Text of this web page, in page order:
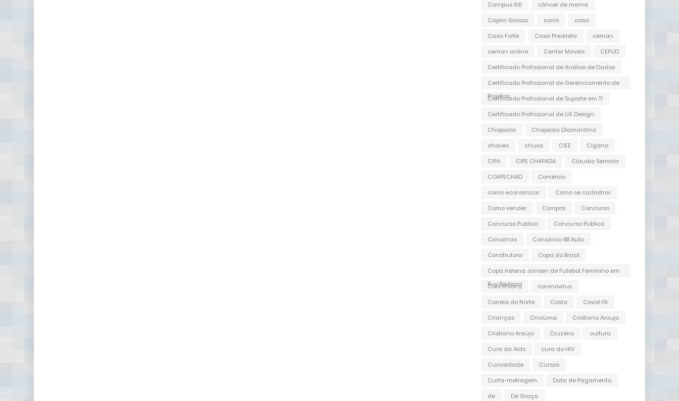
Campus XIII
câncer de mama
Capim Grosso
carro
casa
Casa Forte
Casa Predileta
ceman
ceman online
Center Móveis
CEPUD
Certificado Profissional de Análise de Dados
Certificado Profissional de Gerenciamento de
Projetos
Certificado Profissional de Suporte em TI
Certificado Profissional de UX Design
Chapada
Chapada Diamantina
chaves
chuva CIEE
Cigano
CIPA
CIPE CHAPADA
Claudio Serrada
COAPECHAD
Comércio
como economizar
Como se cadastrar
Como vender
Compra
Concurso
Concurso Publico
Concurso Público
Consórcio
Consórcio BB Auto
Construtora
Copa do Brasil
Copa Helena Jansen de Futebol Feminino em
Ruy Barbosa
Corinthians
coronavírus
Correia do Norte
Costa
Covid-19
Crianças
Criciúma
Cristiano Araujo
Cristiano Araújo
Cruzeiro
cultura
Cura da Aids
cura do HIV
Curiosidade
Cursos
Curta-metragem
Data de Pagamento
de
De Graça